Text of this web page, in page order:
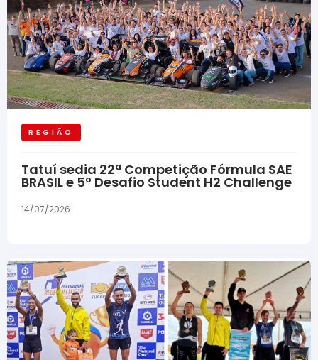
REGIÃO
Tatuí sedia 22ª Competição Fórmula SAE
BRASIL e 5º Desafio Student H2 Challenge
14/07/2026